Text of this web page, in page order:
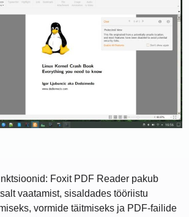
Foxit PDF Reader pakub
vaatamist, sisaldades tööriistu
vormide täitmiseks ja PDF-failide